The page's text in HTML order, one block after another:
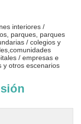
interiores /
parques, parques
/ colegios y
/ empresas e
y otros escenarios